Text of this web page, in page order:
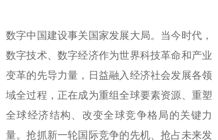
数字中国建设事关国家发展大局。当今时代，
数字技术、数字经济作为世界科技革命和产业
变革的先导力量，日益融入经济社会发展各领
域全过程，正在成为重组全球要素资源、重塑
全球经济结构、改变全球竞争格局的关键力
量。抢抓新一轮国际竞争的先机、抢占未来发